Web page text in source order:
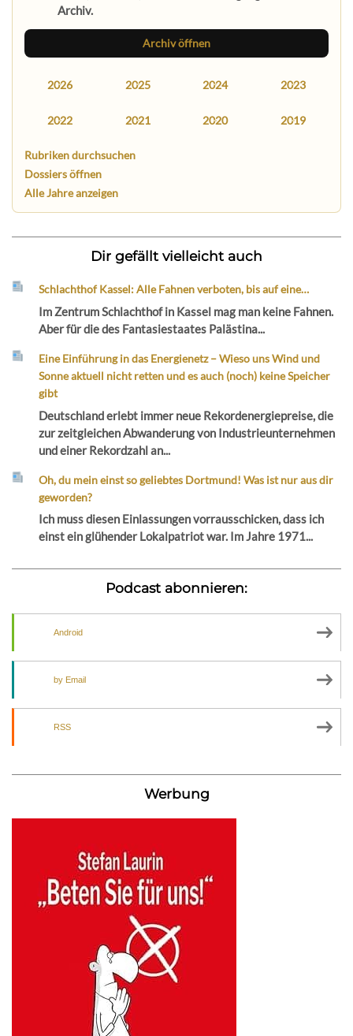
Archiv.
Archiv öffnen
2026 2025 2024 2023
2022 2021 2020 2019
Rubriken durchsuchen
Dossiers öffnen
Alle Jahre anzeigen
Dir gefällt vielleicht auch
Schlachthof Kassel: Alle Fahnen verboten, bis auf eine…
Im Zentrum Schlachthof in Kassel mag man keine Fahnen.
Aber für die des Fantasiestaates Palästina...
Eine Einführung in das Energienetz – Wieso uns Wind und
Sonne aktuell nicht retten und es auch (noch) keine Speicher
gibt
Deutschland erlebt immer neue Rekordenergiepreise, die
zur zeitgleichen Abwanderung von Industrieunternehmen
und einer Rekordzahl an...
Oh, du mein einst so geliebtes Dortmund! Was ist nur aus dir
geworden?
Ich muss diesen Einlassungen vorrausschicken, dass ich
einst ein glühender Lokalpatriot war. Im Jahre 1971...
Podcast abonnieren:
Android
by Email
RSS
Werbung